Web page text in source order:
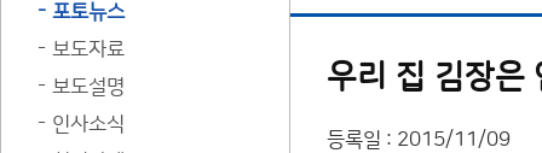
포토뉴스
보도자료
보도설명
인사소식
우리 집 김장은
등록일 : 2015/11/09